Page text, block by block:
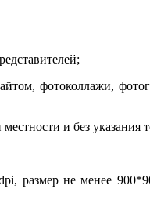
фотоколлажи,
и без указания
не менее